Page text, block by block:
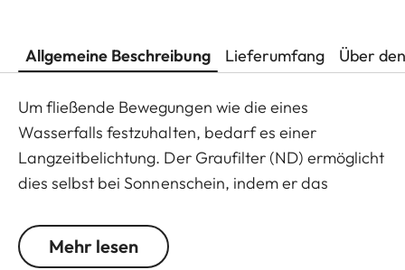
Allgemeine Beschreibung Lieferumfang Über
Um fließende Bewegungen wie die eines
Wasserfalls festzuhalten, bedarf es einer
Langzeitbelichtung. Der Graufilter (ND) ermöglicht
dies selbst bei Sonnenschein, indem er das
wird dabei nicht beeinflusst und störende
Reflektionen bei Gegenlichtaufnahmen werden
Mehr lesen